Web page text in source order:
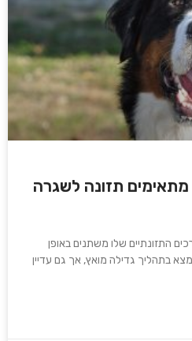
מתאימים תזונה לשגרה
התזונתיים שלו משתנים באופן
בתהליך גדילה מואץ, אך גם עדיין